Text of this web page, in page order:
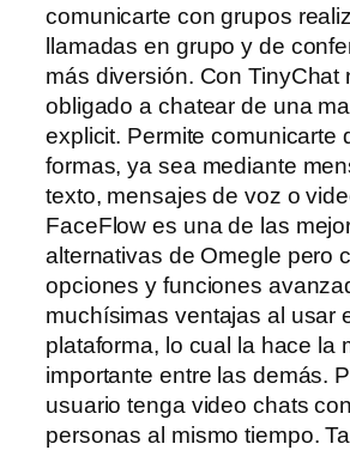
comunicarte con grupos
llamadas en grupo y de
más diversión. Con TinyChat
obligado a chatear de una
explicit. Permite comunicarte
formas, ya sea mediante
texto, mensajes de voz o
FaceFlow es una de las
alternativas de Omegle pero
opciones y funciones
muchísimas ventajas al usar
plataforma, lo cual la hace la
importante entre las demás.
usuario tenga video chats
personas al mismo tiempo.